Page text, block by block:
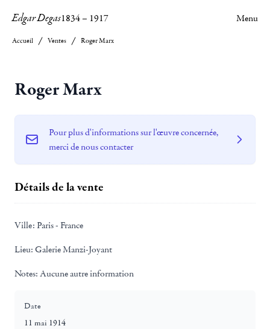
Edgar Degas1834– 1917 Menu
Accueil Ventes Roger Marx
Roger Marx
Pour plus d'informations sur l'œuvre concernée,
merci de nous contacter
Détails de la vente
Ville: Paris - France
Lieu: Galerie Manzi-Joyant
Notes: Aucune autre information
Date
11 mai 1914